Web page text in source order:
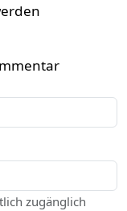
zugänglich